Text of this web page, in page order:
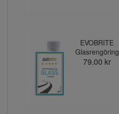
EVOBRITE
Glasrengöring
79.00 kr